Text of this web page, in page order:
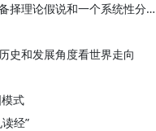
陶然：经济增长的“中国模式”——两个备择理论假说和一个系统性分析框架
史和发展角度看世界走向
式
经”